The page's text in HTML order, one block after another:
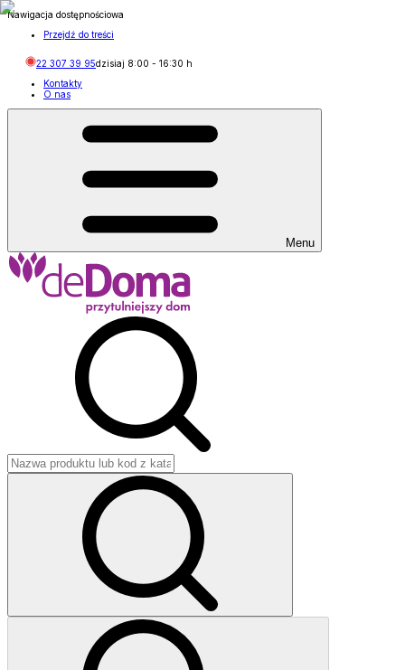
Nawigacja dostępnościowa
Przejdź do treści
22 307 39 95dzisiaj 8:00 - 16:30 h
Kontakty
O nas
Menu